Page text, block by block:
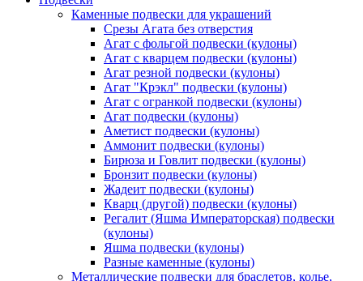
Каменные подвески для украшений
Срезы Агата без отверстия
Агат с фольгой подвески (кулоны)
Агат с кварцем подвески (кулоны)
Агат резной подвески (кулоны)
Агат "Крэкл" подвески (кулоны)
Агат с огранкой подвески (кулоны)
Агат подвески (кулоны)
Аметист подвески (кулоны)
Аммонит подвески (кулоны)
Бирюза и Говлит подвески (кулоны)
Бронзит подвески (кулоны)
Жадеит подвески (кулоны)
Кварц (другой) подвески (кулоны)
Регалит (Яшма Императорская) подвески
(кулоны)
Яшма подвески (кулоны)
Разные каменные (кулоны)
Металлические подвески для браслетов, колье,